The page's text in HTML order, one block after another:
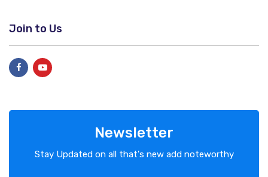
Join to Us
Newsletter
Stay Updated on all that's new add noteworthy